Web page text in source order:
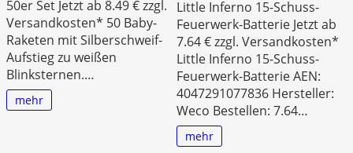
50er Set Jetzt ab 8.49 € zzgl.
Versandkosten* 50 Baby-
Raketen mit Silberschweif-
Aufstieg zu weißen
Blinksternen.…
mehr
Little Inferno 15-Schuss-
Feuerwerk-Batterie Jetzt ab
7.64 € zzgl. Versandkosten*
Little Inferno 15-Schuss-
Feuerwerk-Batterie AEN:
4047291077836 Hersteller:
Weco Bestellen: 7.64…
mehr